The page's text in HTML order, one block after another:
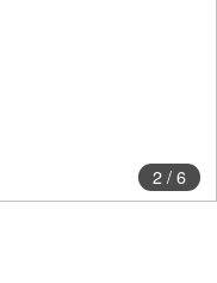
2/ 6